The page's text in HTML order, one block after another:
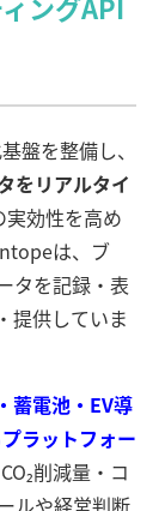
盤を整備し、
をリアルタイ
実効性を高め
は、ブ
タを記録・表
提供していま
蓄電池・EV導
ラットフォー
削減量・コ